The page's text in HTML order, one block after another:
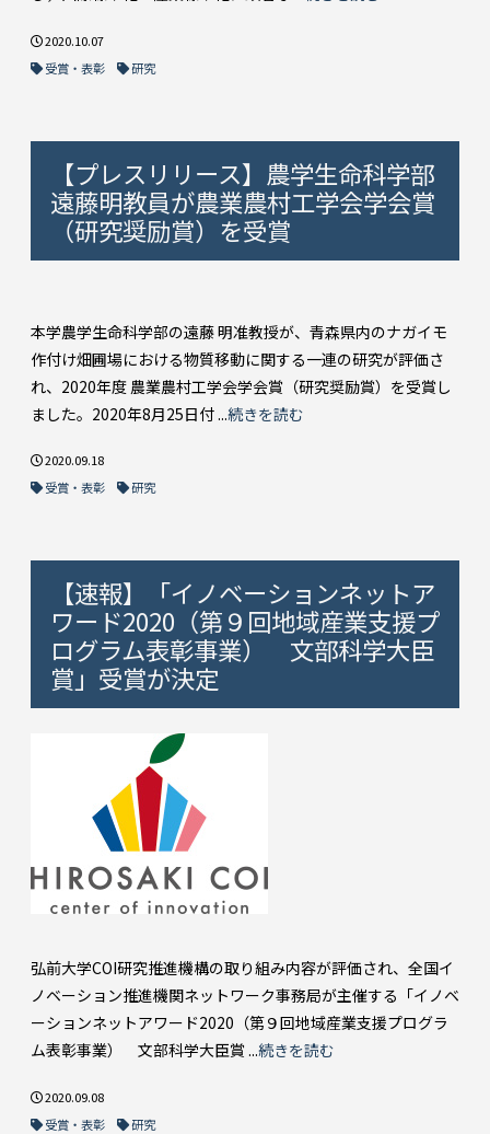
2020.10.07
受賞・表彰
研究
【プレスリリース】農学生命科学部
遠藤明教員が農業農村工学会学会賞
（研究奨励賞）を受賞
本学農学生命科学部の遠藤 明准教授が、青森県内のナガイモ
作付け畑圃場における物質移動に関する一連の研究が評価さ
れ、2020年度 農業農村工学会学会賞（研究奨励賞）を受賞し
ました。2020年8月25日付 ...続きを読む
2020.09.18
受賞・表彰
研究
【速報】「イノベーションネットア
ワード2020（第９回地域産業支援プ
ログラム表彰事業） 文部科学大臣
賞」受賞が決定
弘前大学COI研究推進機構の取り組み内容が評価され、全国イ
ノベーション推進機関ネットワーク事務局が主催する「イノベ
ーションネットアワード2020（第９回地域産業支援プログラ
ム表彰事業） 文部科学大臣賞 ...続きを読む
2020.09.08
受賞・表彰
研究